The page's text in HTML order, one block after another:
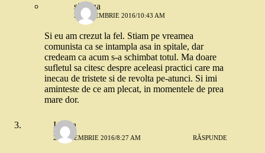
simona
2 SEPTEMBRIE 2016/10:43 AM
Si eu am crezut la fel. Stiam pe vreamea
comunista ca se intampla asa in spitale, dar
credeam ca acum s-a schimbat totul. Ma doare
sufletul sa citesc despre aceleasi practici care ma
inecau de tristete si de revolta pe-atunci. Si imi
aminteste de ce am plecat, in momentele de prea
mare dor.
Ionela
2 SEPTEMBRIE 2016/8:27 AM RĂSPUNDE